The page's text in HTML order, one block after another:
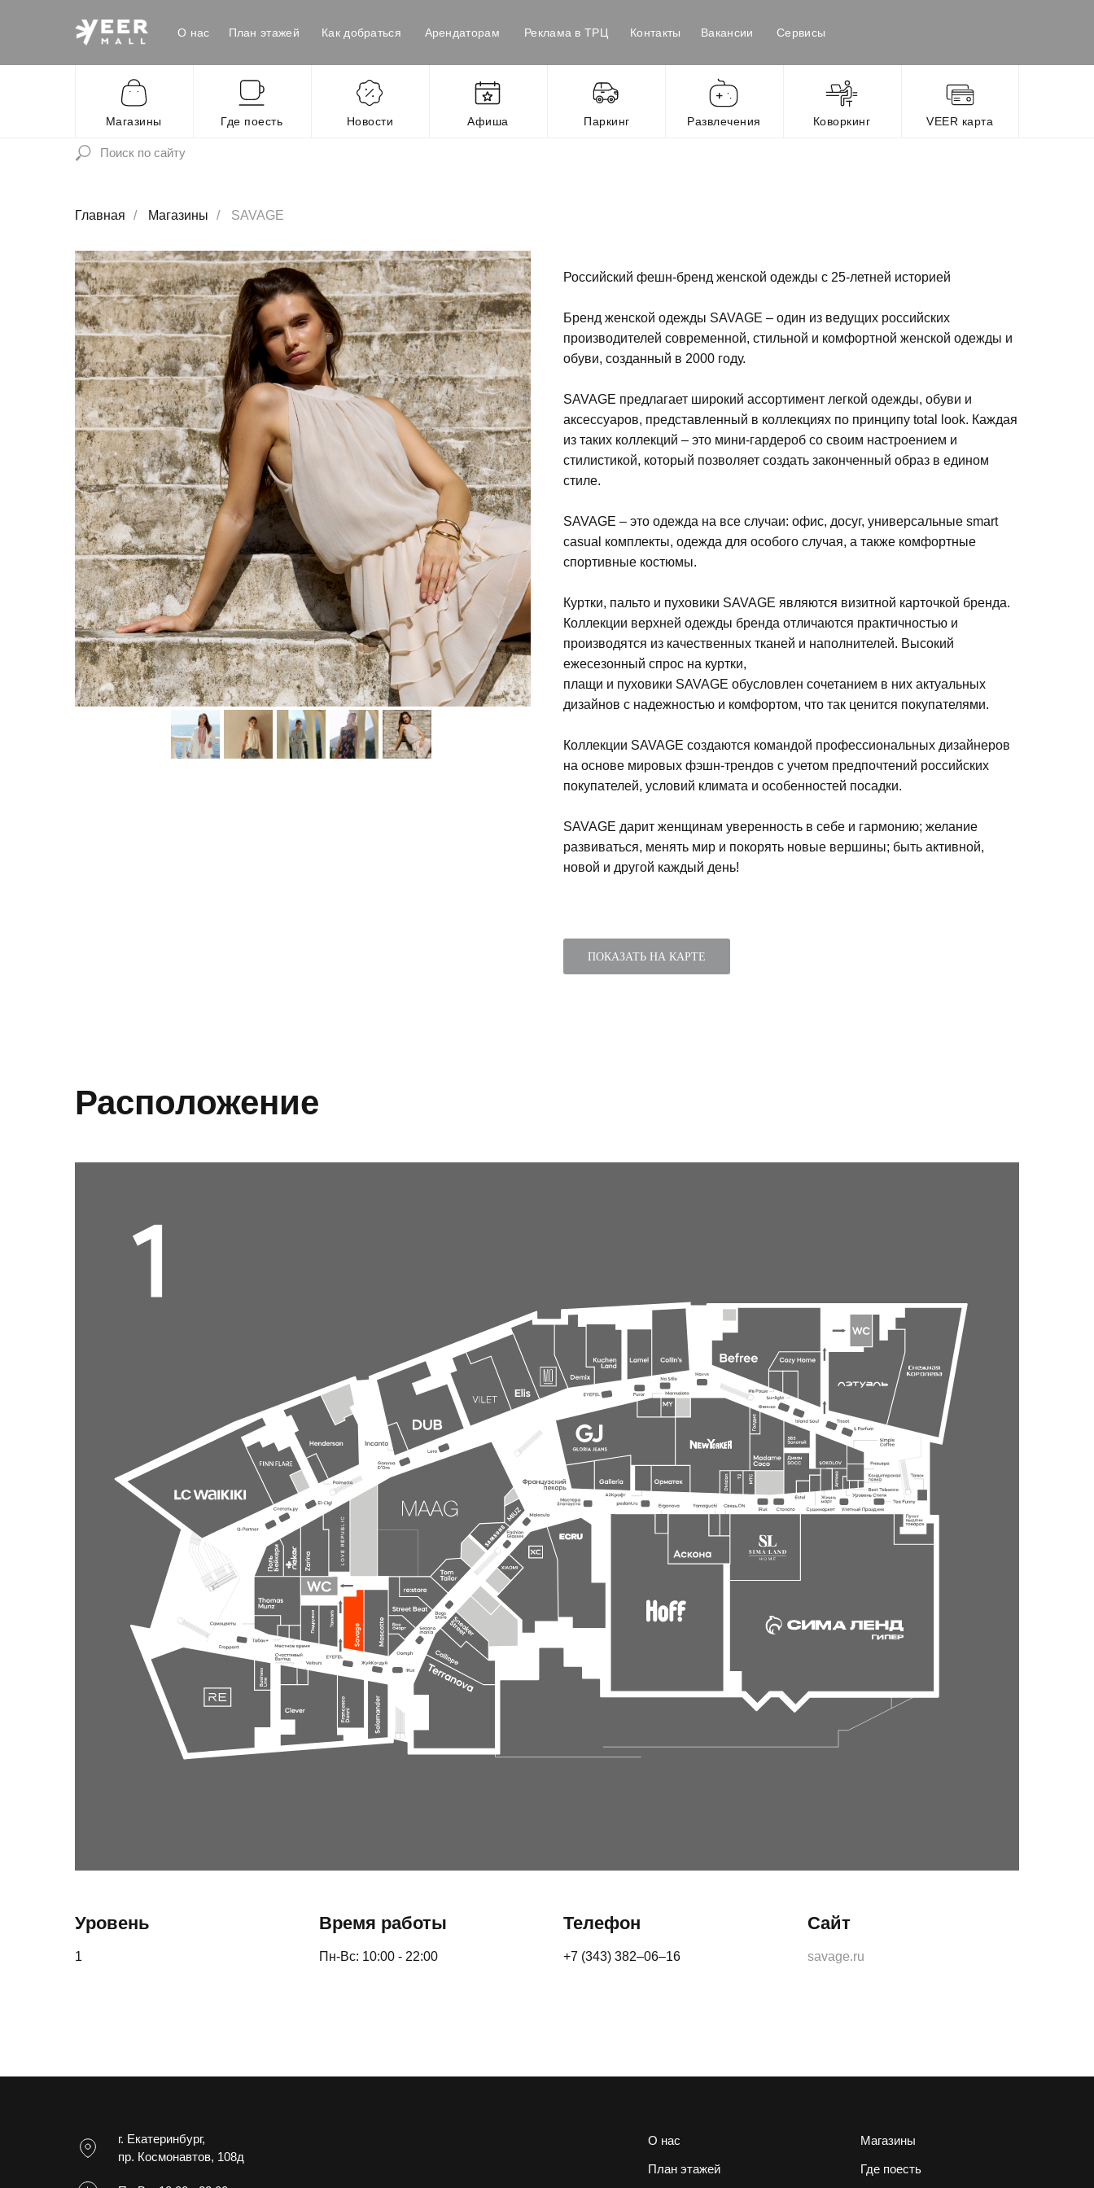
Магазины Где поесть Новости Паркинг Развлечения
О нас План этажей
VEER карта
Как добраться Арендаторам Контакты
Реклама в ТРЦ
Афиша Коворкинг
Сервисы
Вакансии
Главная / Магазины / SAVAGE
Российский фешн-бренд женской одежды с 25-летней историей
Бренд женской одежды SAVAGE – один из ведущих российских
производителей современной, стильной и комфортной женской одежды и
обуви, созданный в 2000 году.
SAVAGE предлагает широкий ассортимент легкой одежды, обуви и
аксессуаров, представленный в коллекциях по принципу total look. Каждая
из таких коллекций – это мини-гардероб со своим настроением и
стилистикой, который позволяет создать законченный образ в едином
стиле.
SAVAGE – это одежда на все случаи: офис, досуг, универсальные smart
casual комплекты, одежда для особого случая, а также комфортные
спортивные костюмы.
Куртки, пальто и пуховики SAVAGE являются визитной карточкой бренда.
Коллекции верхней одежды бренда отличаются практичностью и
производятся из качественных тканей и наполнителей. Высокий
ежесезонный спрос на куртки,
плащи и пуховики SAVAGE обусловлен сочетанием в них актуальных
дизайнов с надежностью и комфортом, что так ценится покупателями.
Коллекции SAVAGE создаются командой профессиональных дизайнеров
на основе мировых фэшн-трендов с учетом предпочтений российских
покупателей, условий климата и особенностей посадки.
SAVAGE дарит женщинам уверенность в себе и гармонию; желание
развиваться, менять мир и покорять новые вершины; быть активной,
новой и другой каждый день!
ПОКАЗАТЬ НА КАРТЕ
Расположение
Уровень
1
Время работы
Пн-Вс: 10:00 - 22:00
Телефон
+7 (343) 382‒06‒16
Сайт
savage.ru
г. Екатеринбург,
пр. Космонавтов, 108д
Магазины
Где поесть
О нас
План этажей